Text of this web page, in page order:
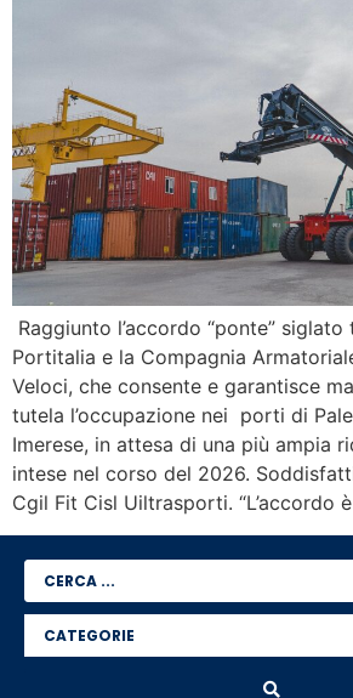
Raggiunto l’accordo “ponte” siglato
Portitalia e la Compagnia
Veloci, che consente e garantisce
tutela l’occupazione nei porti di
Imerese, in attesa di una più ampia
intese nel corso del 2026.
Cgil Fit Cisl Uiltrasporti. “L’accordo